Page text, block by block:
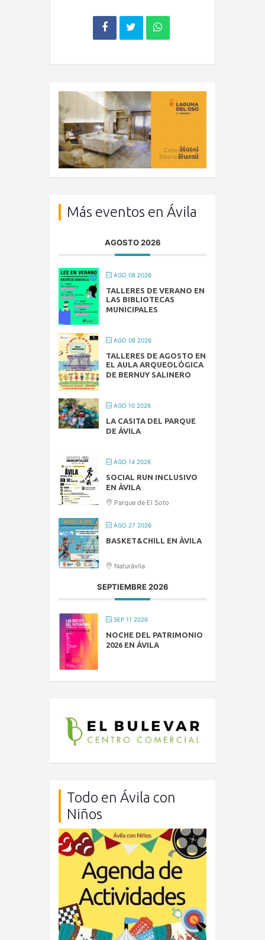
Más eventos en Ávila
AGOSTO 2026
AGO 08 2026
TALLERES DE VERANO EN
LAS BIBLIOTECAS
MUNICIPALES
AGO 08 2026
TALLERES DE AGOSTO EN
EL AULA ARQUEOLÓGICA
DE BERNUY SALINERO
AGO 10 2026
LA CASITA DEL PARQUE
DE ÁVILA
AGO 14 2026
SOCIAL RUN INCLUSIVO
EN ÁVILA
Parque de El Soto
AGO 27 2026
BASKET&CHILL EN ÁVILA
Naturávila
SEPTIEMBRE 2026
SEP 11 2026
NOCHE DEL PATRIMONIO
2026 EN ÁVILA
Todo en Ávila con
Niños